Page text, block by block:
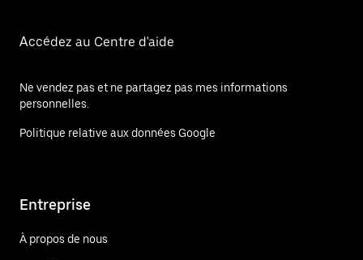
Accédez au Centre d'aide
Ne vendez pas et ne partagez pas mes informations
personnelles.
Politique relative aux données Google
Entreprise
À propos de nous